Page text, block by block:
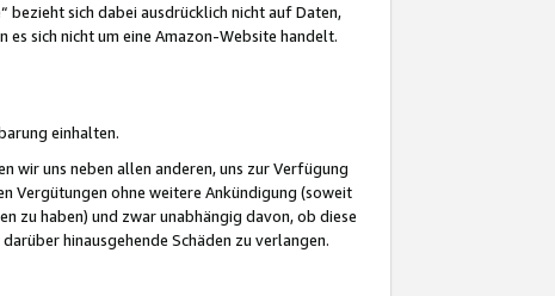
sich dabei ausdrücklich nicht auf Daten,
sich nicht um eine Amazon-Website handelt.
einhalten.
wir uns neben allen anderen, uns zur Verfügung
Vergütungen ohne weitere Ankündigung (soweit
zu haben) und zwar unabhängig davon, ob diese
hinausgehende Schäden zu verlangen.